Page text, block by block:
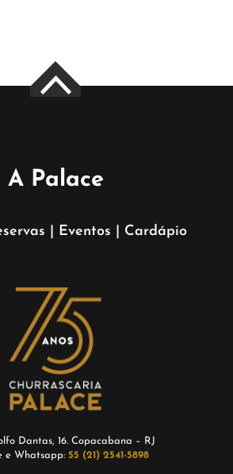
A Palace
Eventos Cardápio
Dantas, 16. Copacabana – RJ
e Whatsapp: 55 (21) 2541-5898